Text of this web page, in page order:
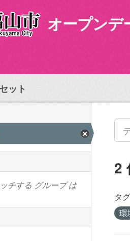
オープンデ
ット
チする グループ は
2
タ
環